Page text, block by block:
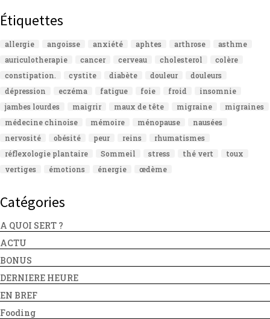
Étiquettes
allergie angoisse anxiété aphtes arthrose
asthme
auriculotherapie
cancer cerveau cholesterol
colère
constipation.
cystite diabète douleur
douleurs
dépression
eczéma fatigue foie froid
insomnie
jambes lourdes
maigrir maux de tête migraine
migraines
médecine chinoise
mémoire ménopause
nausées
nervosité
obésité peur reins
rhumatismes
réflexologie plantaire
Sommeil stress thé vert
toux
vertiges
émotions énergie œdème
Catégories
A QUOI SERT ?
ACTU
BONUS
DERNIERE HEURE
EN BREF
Fooding